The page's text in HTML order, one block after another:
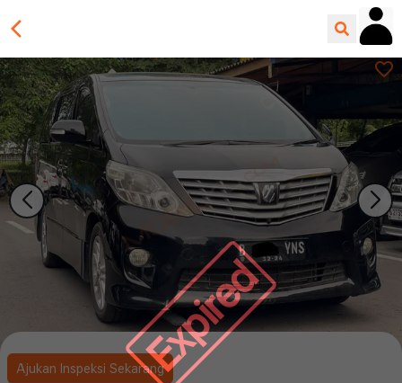
Expired
Ajukan Inspeksi Sekarang